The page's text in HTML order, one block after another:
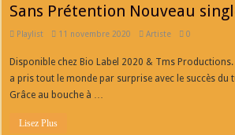
Sans Prétention Nouveau
Playlist 11 novembre 2020 Artiste 0
Disponible chez Bio Label 2020 & Tms Productions.
a pris tout le monde par surprise avec le succès du
Grâce au bouche à …
Lisez Plus